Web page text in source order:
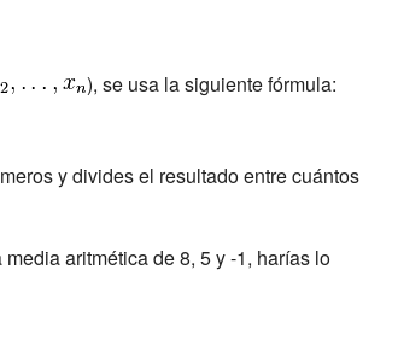
), se usa la siguiente fórmula:
y divides el resultado entre cuántos
aritmética de 8, 5 y -1, harías lo